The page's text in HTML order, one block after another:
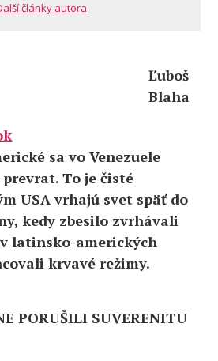
články autora
Ľuboš
Blaha
sa vo Venezuele
To je čisté
USA vrhajú svet späť do
kedy zbesilo zvrhávali
latinsko-amerických
krvavé režimy.
PORUŠILI SUVERENITU